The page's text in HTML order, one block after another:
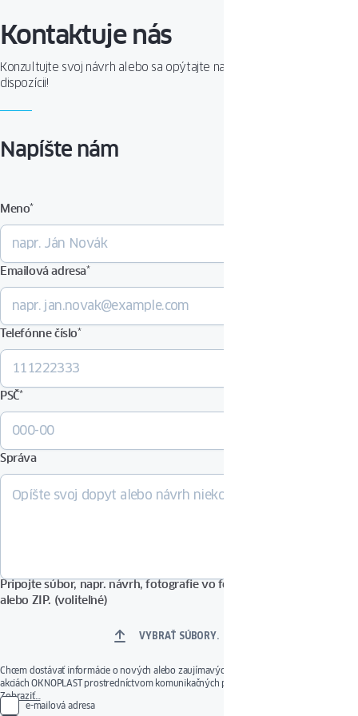
Kontaktuje nás
Konzultujte svoj návrh alebo sa opýtajte na produkt. Sme Vám k
dispozícii!
Napíšte nám
Meno*
Emailová adresa*
Telefónne číslo*
PSČ*
Správa
Pripojte súbor, napr. návrh, fotografie vo formáte PDF, DOCX, JPG
alebo ZIP. (voliteľné)
VYBRAŤ SÚBORY.
Chcem dostávať informácie o nových alebo zaujímavých produktoch, službách a
akciách OKNOPLAST prostredníctvom komunikačných prostriedkov uvedených nižšie.
Poskytnutý súhlas je dobrovoľný. Svoj súhlas môžete kedykoľvek odvolať použitím
odkazu na správu súhlasu alebo odoslaním správy na e-mailovú adresu:
Zobraziť…
e-mailová adresa